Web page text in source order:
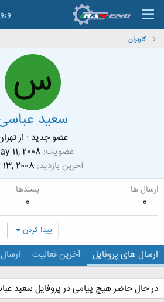
کاربران
س
سعید
عضو جدید · از
عضویت 11, 2008
آخرین بازدید 2008
ارسال ها
0
پسندها
0
پیدا کردن
ارسال های پروفایل آخرین فعالیت
در حال حاضر هیچ پیامی در پروفایل سعید